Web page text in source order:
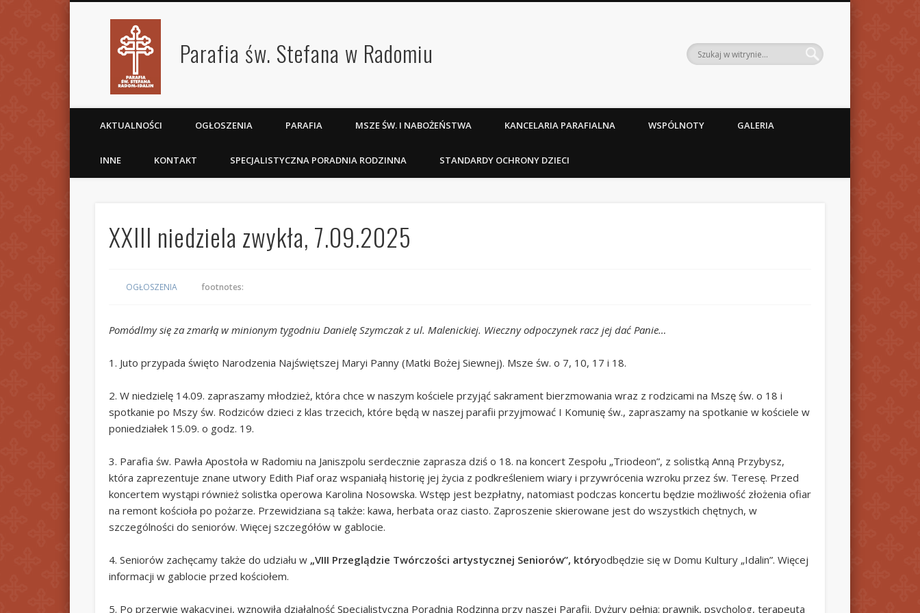
Parafia św. Stefana w Radomiu
AKTUALNOŚCI OGŁOSZENIA PARAFIA MSZE ŚW. I NABOŻEŃSTWA KANCELARIA PARAFIALNA WSPÓLNOTY GALERIA
INNE KONTAKT SPECJALISTYCZNA PORADNIA RODZINNA STANDARDY OCHRONY DZIECI
XXIII niedziela zwykła, 7.09.2025
OGŁOSZENIA footnotes:
Pomódlmy się za zmarłą w minionym tygodniu Danielę Szymczak z ul. Malenickiej. Wieczny odpoczynek racz jej dać Panie…
1. Juto przypada święto Narodzenia Najświętszej Maryi Panny (Matki Bożej Siewnej). Msze św. o 7, 10, 17 i 18.
2. W niedzielę 14.09. zapraszamy młodzież, która chce w naszym kościele przyjąć sakrament bierzmowania wraz z rodzicami na Mszę św. o 18 i
spotkanie po Mszy św. Rodziców dzieci z klas trzecich, które będą w naszej parafii przyjmować I Komunię św., zapraszamy na spotkanie w kościele w
poniedziałek 15.09. o godz. 19.
3. Parafia św. Pawła Apostoła w Radomiu na Janiszpolu serdecznie zaprasza dziś o 18. na koncert Zespołu „Triodeon”, z solistką Anną Przybysz,
która zaprezentuje znane utwory Edith Piaf oraz wspaniałą historię jej życia z podkreśleniem wiary i przywrócenia wzroku przez św. Teresę. Przed
koncertem wystąpi również solistka operowa Karolina Nosowska. Wstęp jest bezpłatny, natomiast podczas koncertu będzie możliwość złożenia ofiar
na remont kościoła po pożarze. Przewidziana są także: kawa, herbata oraz ciasto. Zaproszenie skierowane jest do wszystkich chętnych, w
szczególności do seniorów. Więcej szczegółów w gablocie.
4. Seniorów zachęcamy także do udziału w „VIII Przeglądzie Twórczości artystycznej Seniorów”, któryodbędzie się w Domu Kultury „Idalin”. Więcej
informacji w gablocie przed kościołem.
5. Po przerwie wakacyjnej, wznowiła działalność Specjalistyczna Poradnia Rodzinna przy naszej Parafii. Dyżury pełnią: prawnik, psycholog, terapeuta